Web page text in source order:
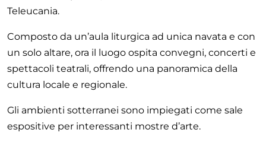
Teleucania.
Composto da un’aula liturgica ad unica navata e con
un solo altare, ora il luogo ospita convegni, concerti e
spettacoli teatrali, offrendo una panoramica della
cultura locale e regionale.
Gli ambienti sotterranei sono impiegati come sale
espositive per interessanti mostre d’arte.